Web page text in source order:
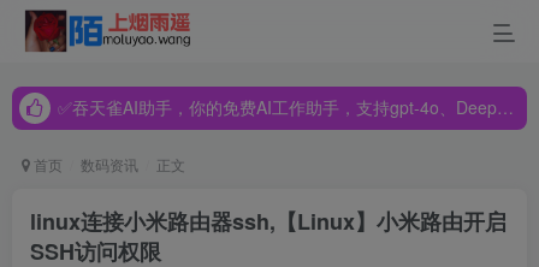
✅吞天雀AI助手，你的免费AI工作助手，支持gpt-4o、DeepSeek、Claude🔥🔥🔥🔥
✅吞天雀AI助手，你的免费AI工作助手，支持gpt-4o、DeepSeek、Claude🔥🔥🔥🔥
首页 数码资讯 正文
linux连接小米路由器ssh,【Linux】小米路由开启
SSH访问权限